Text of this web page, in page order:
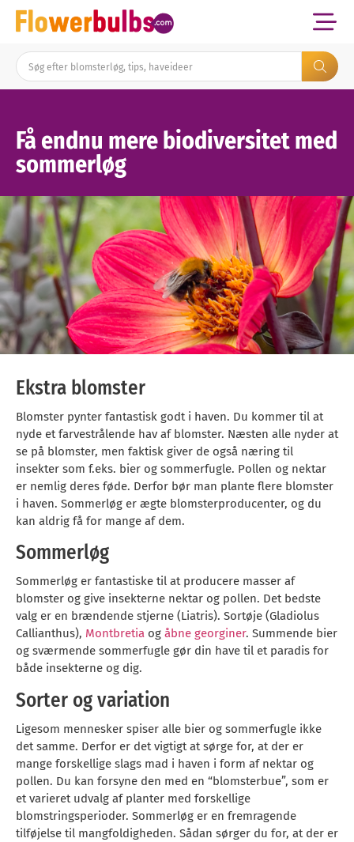
Få endnu mere biodiversitet med
sommerløg
Ekstra blomster
Blomster pynter fantastisk godt i haven. Du kommer til at
nyde et farvestrålende hav af blomster. Næsten alle nyder at
se på blomster, men faktisk giver de også næring til
insekter som f.eks. bier og sommerfugle. Pollen og nektar
er nemlig deres føde. Derfor bør man plante flere blomster
i haven. Sommerløg er ægte blomsterproducenter, og du
kan aldrig få for mange af dem.
Sommerløg
Sommerløg er fantastiske til at producere masser af
blomster og give insekterne nektar og pollen. Det bedste
valg er en brændende stjerne (Liatris). Sortøje (Gladiolus
Callianthus), Montbretia og åbne georginer. Summende bier
og sværmende sommerfugle gør din have til et paradis for
både insekterne og dig.
Sorter og variation
Ligesom mennesker spiser alle bier og sommerfugle ikke
det samme. Derfor er det vigtigt at sørge for, at der er
mange forskellige slags mad i haven i form af nektar og
pollen. Du kan forsyne den med en “blomsterbue”, som er
et varieret udvalg af planter med forskellige
blomstringsperioder. Sommerløg er en fremragende
tilføjelse til mangfoldigheden. Sådan sørger du for, at der er